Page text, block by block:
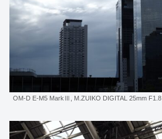
OM-D E-M5 MarkⅢ, M.ZUIKO DIGITAL 25mm F1.8